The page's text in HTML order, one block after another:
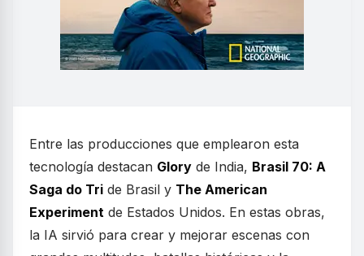
Entre las producciones que emplearon esta
tecnología destacan Glory de India, Brasil 70: A
Saga do Tri de Brasil y The American
Experiment de Estados Unidos. En estas obras,
la IA sirvió para crear y mejorar escenas con